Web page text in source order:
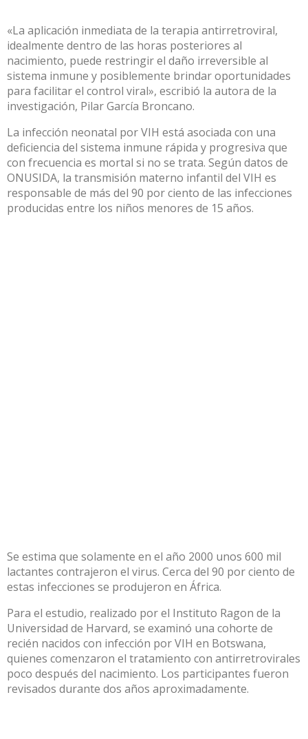
«La aplicación inmediata de la terapia antirretroviral,
idealmente dentro de las horas posteriores al
nacimiento, puede restringir el daño irreversible al
sistema inmune y posiblemente brindar oportunidades
para facilitar el control viral», escribió la autora de la
investigación, Pilar García Broncano.
La infección neonatal por VIH está asociada con una
deficiencia del sistema inmune rápida y progresiva que
con frecuencia es mortal si no se trata. Según datos de
ONUSIDA, la transmisión materno infantil del VIH es
responsable de más del 90 por ciento de las infecciones
producidas entre los niños menores de 15 años.
Se estima que solamente en el año 2000 unos 600 mil
lactantes contrajeron el virus. Cerca del 90 por ciento de
estas infecciones se produjeron en África.
Para el estudio, realizado por el Instituto Ragon de la
Universidad de Harvard, se examinó una cohorte de
recién nacidos con infección por VIH en Botswana,
quienes comenzaron el tratamiento con antirretrovirales
poco después del nacimiento. Los participantes fueron
revisados durante dos años aproximadamente.